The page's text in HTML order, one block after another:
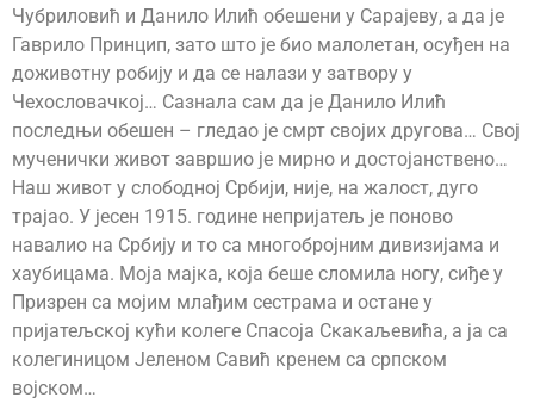
Чубриловић и Данило Илић обешени у Сарајеву, а да је
Гаврило Принцип, зато што је био малолетан, осуђен на
доживотну робију и да се налази у затвору у
Чехословачкој… Сазнала сам да је Данило Илић
последњи обешен – гледао је смрт својих другова… Свој
мученички живот завршио је мирно и достојанствено…
Наш живот у слободној Србији, није, на жалост, дуго
трајао. У јесен 1915. године непријатељ је поново
навалио на Србију и то са многобројним дивизијама и
хаубицама. Моја мајка, која беше сломила ногу, сиђе у
Призрен са мојим млађим сестрама и остане у
пријатељској кући колеге Спасоја Скакаљевића, а ја са
колегиницом Јеленом Савић кренем са српском
војском…